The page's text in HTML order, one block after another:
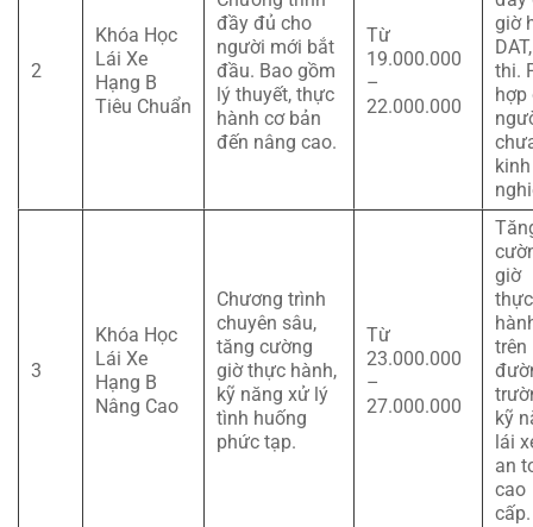
2
Khóa Học
Lái Xe
Hạng B
Tiêu Chuẩn
đầy đủ cho
người mới bắt
đầu. Bao gồm
lý thuyết, thực
hành cơ bản
đến nâng cao.
Từ
19.000.000
–
22.000.000
giờ
thi.
hợp
kinh
3
Khóa Học
Lái Xe
Hạng B
Nâng Cao
Chương trình
chuyên sâu,
tăng cường
giờ thực hành,
kỹ năng xử lý
tình huống
phức tạp.
Từ
23.000.000
–
27.000.000
giờ
thực
trên
kỹ
lái
an
cao
cấp.